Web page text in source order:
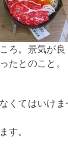
ろ。景気が
たとのこと。
くてはいけ
す。